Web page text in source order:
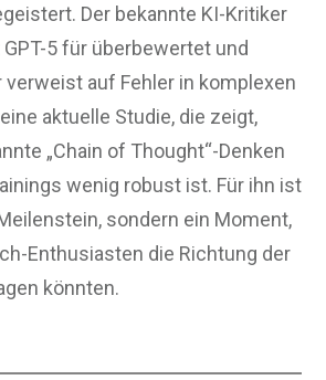
Der bekannte KI-Kritiker
5 für überbewertet und
verweist auf Fehler in komplexen
aktuelle Studie, die zeigt,
„Chain of Thought“-Denken
wenig robust ist. Für ihn ist
sondern ein Moment,
Enthusiasten die Richtung der
könnten.